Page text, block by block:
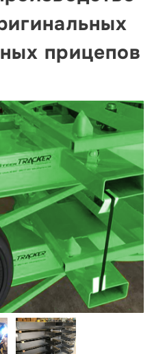
прицепов